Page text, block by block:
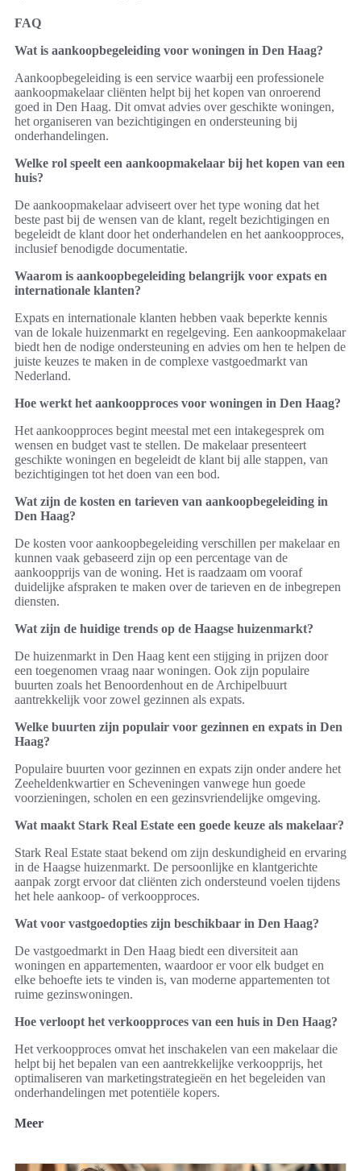
FAQ
Wat is aankoopbegeleiding voor woningen in Den Haag?
Aankoopbegeleiding is een service waarbij een professionele
aankoopmakelaar cliënten helpt bij het kopen van onroerend
goed in Den Haag. Dit omvat advies over geschikte woningen,
het organiseren van bezichtigingen en ondersteuning bij
onderhandelingen.
Welke rol speelt een aankoopmakelaar bij het kopen van een
huis?
De aankoopmakelaar adviseert over het type woning dat het
beste past bij de wensen van de klant, regelt bezichtigingen en
begeleidt de klant door het onderhandelen en het aankoopproces,
inclusief benodigde documentatie.
Waarom is aankoopbegeleiding belangrijk voor expats en
internationale klanten?
Expats en internationale klanten hebben vaak beperkte kennis
van de lokale huizenmarkt en regelgeving. Een aankoopmakelaar
biedt hen de nodige ondersteuning en advies om hen te helpen de
juiste keuzes te maken in de complexe vastgoedmarkt van
Nederland.
Hoe werkt het aankoopproces voor woningen in Den Haag?
Het aankoopproces begint meestal met een intakegesprek om
wensen en budget vast te stellen. De makelaar presenteert
geschikte woningen en begeleidt de klant bij alle stappen, van
bezichtigingen tot het doen van een bod.
Wat zijn de kosten en tarieven van aankoopbegeleiding in
Den Haag?
De kosten voor aankoopbegeleiding verschillen per makelaar en
kunnen vaak gebaseerd zijn op een percentage van de
aankoopprijs van de woning. Het is raadzaam om vooraf
duidelijke afspraken te maken over de tarieven en de inbegrepen
diensten.
Wat zijn de huidige trends op de Haagse huizenmarkt?
De huizenmarkt in Den Haag kent een stijging in prijzen door
een toegenomen vraag naar woningen. Ook zijn populaire
buurten zoals het Benoordenhout en de Archipelbuurt
aantrekkelijk voor zowel gezinnen als expats.
Welke buurten zijn populair voor gezinnen en expats in Den
Haag?
Populaire buurten voor gezinnen en expats zijn onder andere het
Zeeheldenkwartier en Scheveningen vanwege hun goede
voorzieningen, scholen en een gezinsvriendelijke omgeving.
Wat maakt Stark Real Estate een goede keuze als makelaar?
Stark Real Estate staat bekend om zijn deskundigheid en ervaring
in de Haagse huizenmarkt. De persoonlijke en klantgerichte
aanpak zorgt ervoor dat cliënten zich ondersteund voelen tijdens
het hele aankoop- of verkoopproces.
Wat voor vastgoedopties zijn beschikbaar in Den Haag?
De vastgoedmarkt in Den Haag biedt een diversiteit aan
woningen en appartementen, waardoor er voor elk budget en
elke behoefte iets te vinden is, van moderne appartementen tot
ruime gezinswoningen.
Hoe verloopt het verkoopproces van een huis in Den Haag?
Het verkoopproces omvat het inschakelen van een makelaar die
helpt bij het bepalen van een aantrekkelijke verkoopprijs, het
optimaliseren van marketingstrategieën en het begeleiden van
onderhandelingen met potentiële kopers.
Meer